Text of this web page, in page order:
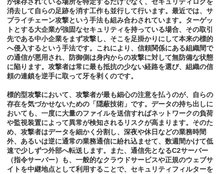
消去して自らの足跡を消す工作も並行して行います。最近では、サ
プライチェーン攻撃という手法も組み合わされています。ターゲッ
トとする大企業が強固なセキュリティを持っている場合、その取引
先である中小企業をまず攻撃し、そこを足掛かりにして本来の標的
へ侵入するという手法です。これにより、信頼関係にある組織間で
の通信が悪用され、防御側は身内からの攻撃に対して無防備な状態
に陥ります。攻撃者は常に最も抵抗の少ない経路を選び、組織の信
頼の連鎖を逆手に取って牙を剥くのです。
標的型攻撃において、攻撃者が最も細心の注意を払うのが、自らの
存在を気づかせないための「隠蔽技術」です。データの持ち出しに
おいても、一度に大量のファイルを送信すればネットワークの負荷
や監視装置によって異常が検知されるリスクが高まります。そのた
め、攻撃者はデータを細かく分割し、深夜や休日などの業務時間
外、あるいは逆に通常の業務通信に紛れ込ませて、数週間かけて低
速で少しずつ外部へ転送します。また、通信先となるC2サーバー
（指令サーバー）も、一般的なクラウドサービスや正規のウェブサ
イトを中継地点として利用することで、セキュリティフィルターを